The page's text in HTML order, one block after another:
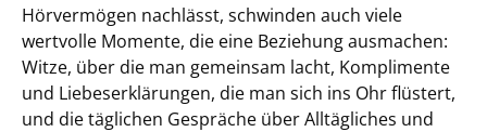
Hörvermögen nachlässt, schwinden auch viele
wertvolle Momente, die eine Beziehung ausmachen:
Witze, über die man gemeinsam lacht, Komplimente
und Liebeserklärungen, die man sich ins Ohr flüstert,
und die täglichen Gespräche über Alltägliches und